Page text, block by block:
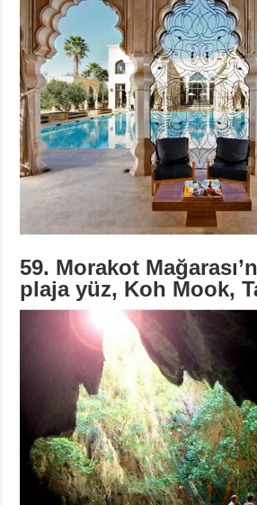
59. Morakot
plaja yüz, Koh Mook,